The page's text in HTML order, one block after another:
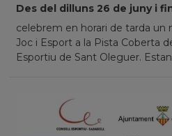
Des del dilluns 26 de juny i
celebrem en horari de tarda un
Joc i Esport a la Pista Coberta
Esportiu de Sant Oleguer.